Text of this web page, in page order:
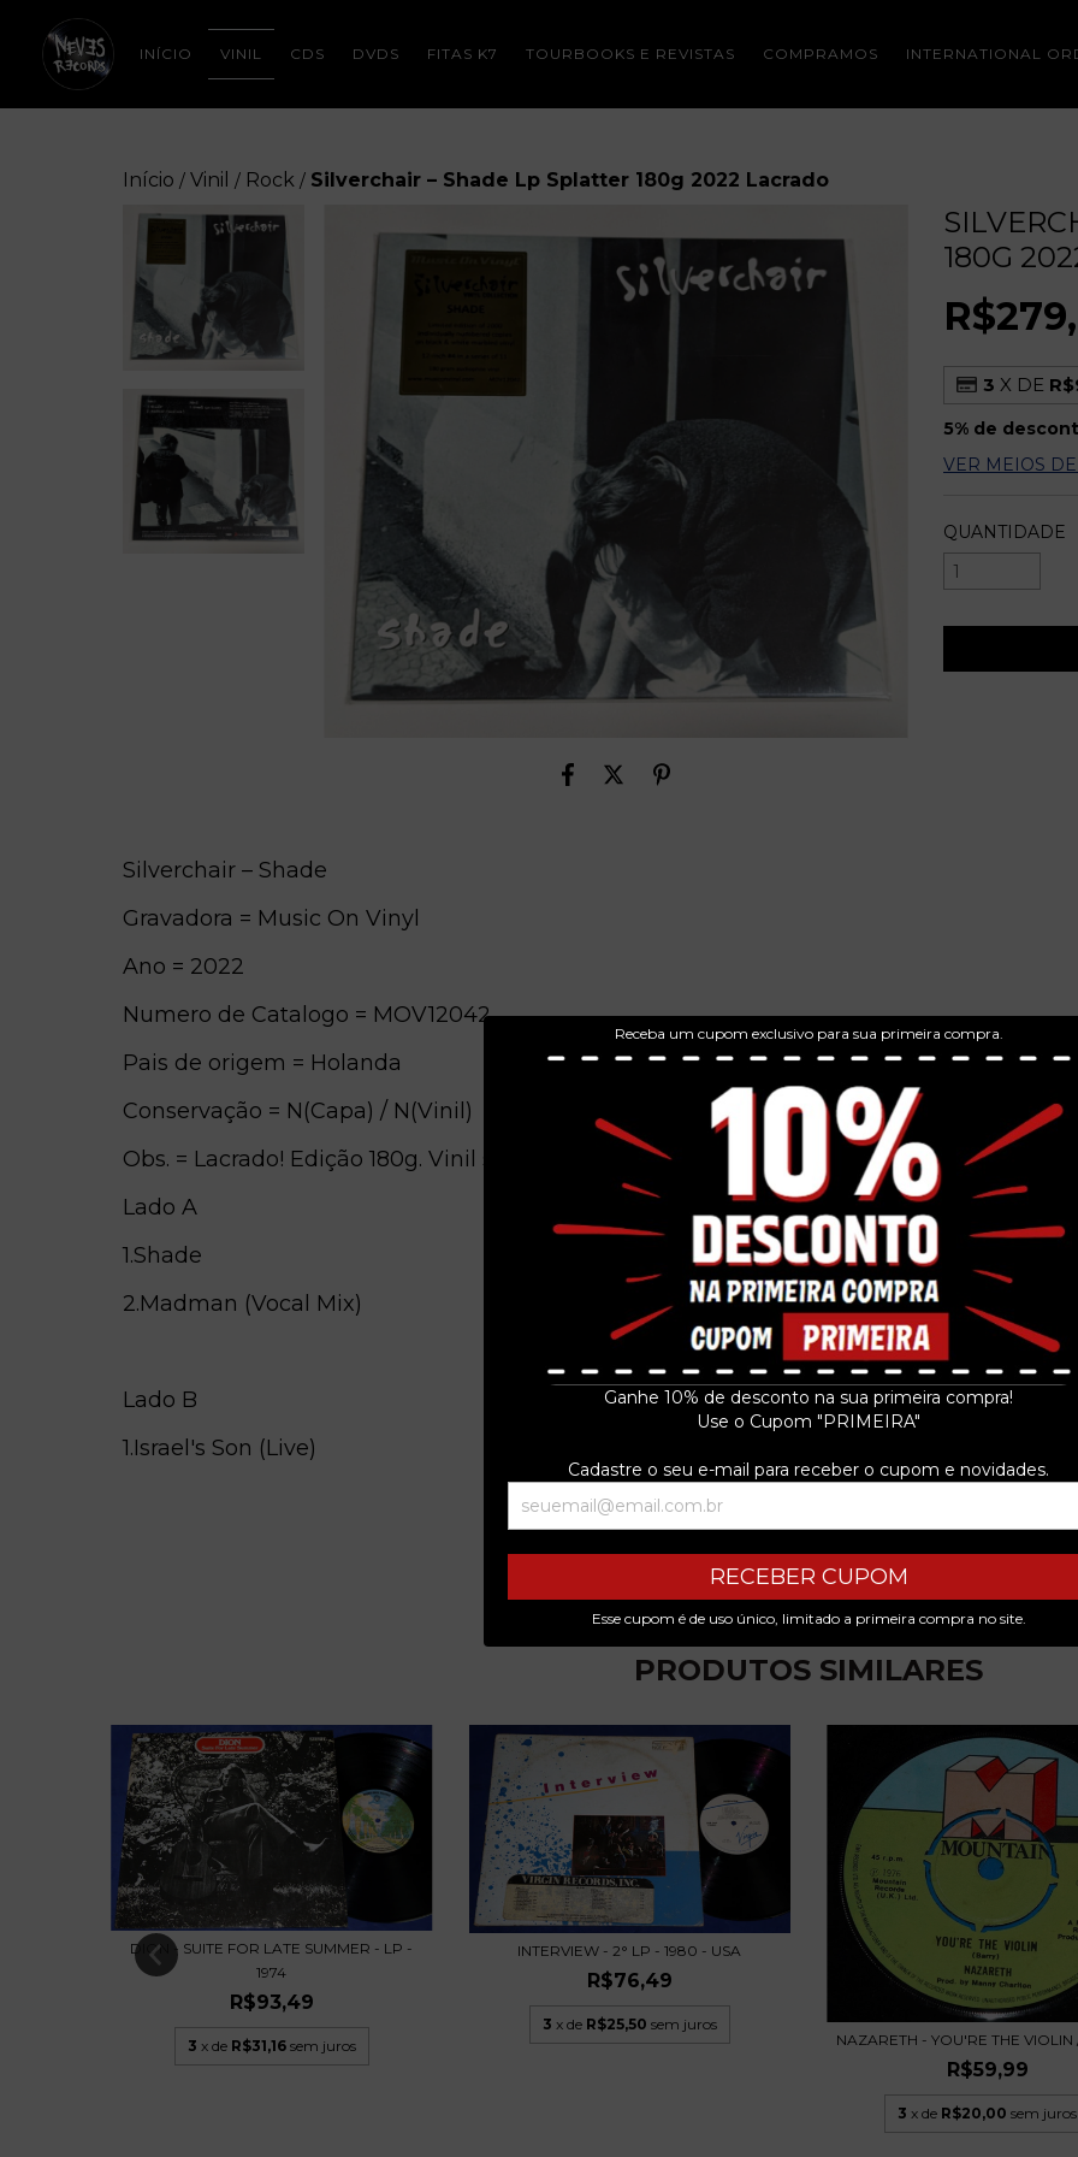
Receba um cupom exclusivo para sua primeira compra.
Ganhe 10% de desconto na sua primeira compra!
Use o Cupom "PRIMEIRA"
Cadastre o seu e-mail para receber o cupom e novidades.
RECEBER CUPOM
Esse cupom é de uso único, limitado a primeira compra no site.
INÍCIO VINIL CDS DVDS FITAS K7 TOURBOOKS E REVISTAS COMPRAMOS INTERNATIONAL
Início / Vinil / Rock / Silverchair – Shade Lp Splatter 180g 2022 Lacrado
Silverchair – Shade
Gravadora = Music On Vinyl
Ano = 2022
Numero de Catalogo = MOV12042
Pais de origem = Holanda
Conservação = N(Capa) / N(Vinil)
Obs. = Lacrado! Edição 180g. Vinil splatter, numerado.
Lado A
1.Shade
2.Madman (Vocal Mix)
Lado B
1.Israel's Son (Live)
180G
3 X DE
5% de
VER MEIOS
QUANTIDADE
PRODUTOS SIMILARES
DION - SUITE FOR LATE SUMMER - LP -
1974
R$93,49
3 x de R$31,16 sem juros
INTERVIEW - 2° LP - 1980 - USA
R$76,49
3 x de R$25,50 sem juros
NAZARETH - YOU'RE THE VIOLIN
R$59,99
3 x de R$20,00 sem juros